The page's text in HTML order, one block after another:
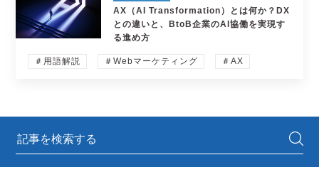
AX（AI Transformation）とは何か？DX
との違いと、BtoB企業のAI協働を実現す
る進め方
＃用語解説 ＃Webマーケティング ＃AX